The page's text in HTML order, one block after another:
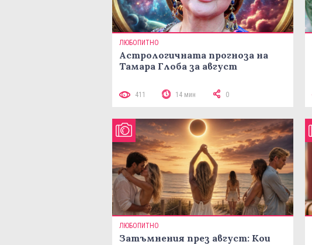
ЛЮБОПИТНО
Астрологичната прогноза на
Тамара Глоба за август
411 14 мин 0
ЛЮБОПИТНО
Затъмнения през август: Кои